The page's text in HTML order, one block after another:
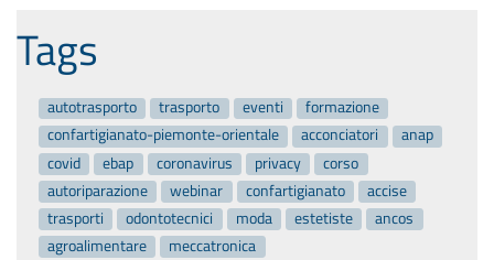
Tags
autotrasporto trasporto eventi
formazione
confartigianato-piemonte-orientale
acconciatori
anap
covid
ebap coronavirus privacy
corso
autoriparazione
webinar confartigianato
accise
trasporti
odontotecnici moda estetiste
ancos
agroalimentare
meccatronica